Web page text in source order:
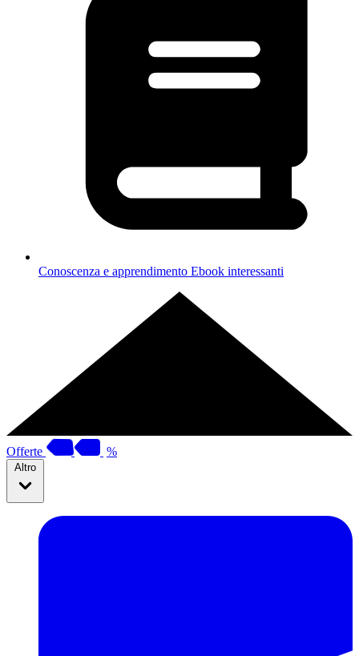
Conoscenza e apprendimento Ebook interessanti
Offerte %
Altro